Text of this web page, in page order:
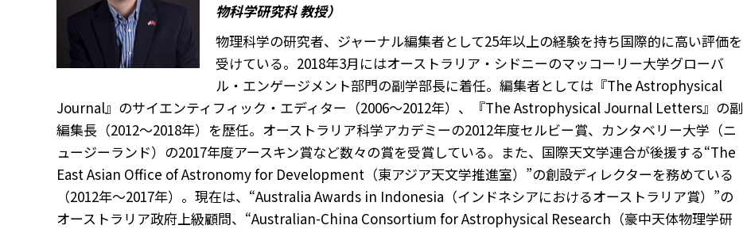
物科学研究科 教授）
物理科学の研究者、ジャーナル編集者として25年以上の経験を持ち国際的に高い評価を
受けている。2018年3月にはオーストラリア・シドニーのマッコーリー大学グローバ
ル・エンゲージメント部門の副学部長に着任。編集者としては『The Astrophysical
Journal』のサイエンティフィック・エディター（2006～2012年）、『The Astrophysical Journal Letters』の副
編集長（2012～2018年）を歴任。オーストラリア科学アカデミーの2012年度セルビー賞、カンタベリー大学（ニ
ュージーランド）の2017年度アースキン賞など数々の賞を受賞している。また、国際天文学連合が後援する“The
East Asian Office of Astronomy for Development（東アジア天文学推進室）”の創設ディレクターを務めている
（2012年～2017年）。現在は、“Australia Awards in Indonesia（インドネシアにおけるオーストラリア賞）”の
オーストラリア政府上級顧問、“Australian-China Consortium for Astrophysical Research（豪中天体物理学研